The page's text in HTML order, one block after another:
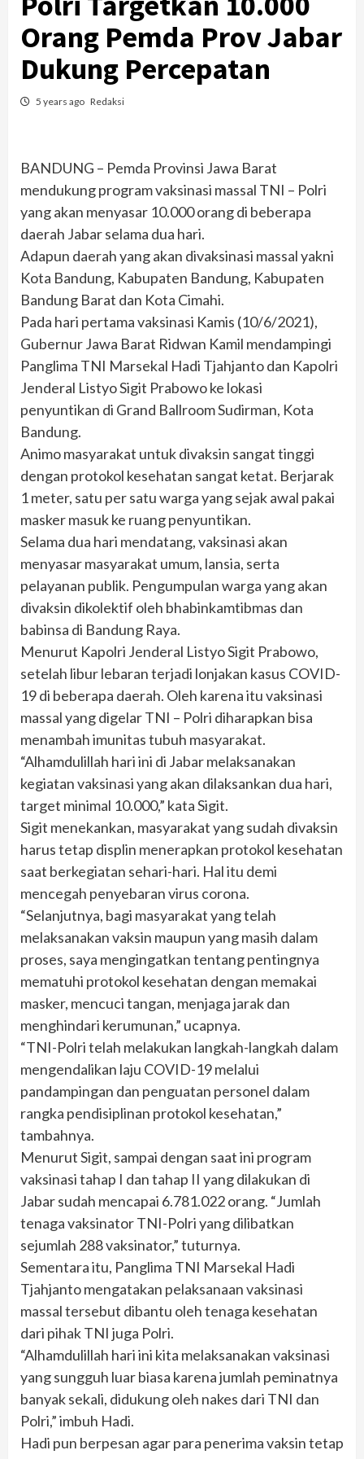
Orang Pemda Prov Jabar
Dukung Percepatan
5 years ago Redaksi
BANDUNG – Pemda Provinsi Jawa Barat
mendukung program vaksinasi massal TNI – Polri
yang akan menyasar 10.000 orang di beberapa
daerah Jabar selama dua hari.
Adapun daerah yang akan divaksinasi massal yakni
Kota Bandung, Kabupaten Bandung, Kabupaten
Bandung Barat dan Kota Cimahi.
Pada hari pertama vaksinasi Kamis (10/6/2021),
Gubernur Jawa Barat Ridwan Kamil mendampingi
Panglima TNI Marsekal Hadi Tjahjanto dan Kapolri
Jenderal Listyo Sigit Prabowo ke lokasi
penyuntikan di Grand Ballroom Sudirman, Kota
Bandung.
Animo masyarakat untuk divaksin sangat tinggi
dengan protokol kesehatan sangat ketat. Berjarak
1 meter, satu per satu warga yang sejak awal pakai
masker masuk ke ruang penyuntikan.
Selama dua hari mendatang, vaksinasi akan
menyasar masyarakat umum, lansia, serta
pelayanan publik. Pengumpulan warga yang akan
divaksin dikolektif oleh bhabinkamtibmas dan
babinsa di Bandung Raya.
Menurut Kapolri Jenderal Listyo Sigit Prabowo,
setelah libur lebaran terjadi lonjakan kasus COVID-
19 di beberapa daerah. Oleh karena itu vaksinasi
massal yang digelar TNI – Polri diharapkan bisa
menambah imunitas tubuh masyarakat.
“Alhamdulillah hari ini di Jabar melaksanakan
kegiatan vaksinasi yang akan dilaksankan dua hari,
target minimal 10.000,” kata Sigit.
Sigit menekankan, masyarakat yang sudah divaksin
harus tetap displin menerapkan protokol kesehatan
saat berkegiatan sehari-hari. Hal itu demi
mencegah penyebaran virus corona.
“Selanjutnya, bagi masyarakat yang telah
melaksanakan vaksin maupun yang masih dalam
proses, saya mengingatkan tentang pentingnya
mematuhi protokol kesehatan dengan memakai
masker, mencuci tangan, menjaga jarak dan
menghindari kerumunan,” ucapnya.
“TNI-Polri telah melakukan langkah-langkah dalam
mengendalikan laju COVID-19 melalui
pandampingan dan penguatan personel dalam
rangka pendisiplinan protokol kesehatan,”
tambahnya.
Menurut Sigit, sampai dengan saat ini program
vaksinasi tahap I dan tahap II yang dilakukan di
Jabar sudah mencapai 6.781.022 orang. “Jumlah
tenaga vaksinator TNI-Polri yang dilibatkan
sejumlah 288 vaksinator,” tuturnya.
Sementara itu, Panglima TNI Marsekal Hadi
Tjahjanto mengatakan pelaksanaan vaksinasi
massal tersebut dibantu oleh tenaga kesehatan
dari pihak TNI juga Polri.
“Alhamdulillah hari ini kita melaksanakan vaksinasi
yang sungguh luar biasa karena jumlah peminatnya
banyak sekali, didukung oleh nakes dari TNI dan
Polri,” imbuh Hadi.
Hadi pun berpesan agar para penerima vaksin tetap